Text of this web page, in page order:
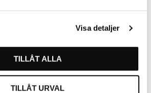
Visa detaljer
TILLÅT ALLA
TILLÅT URVAL